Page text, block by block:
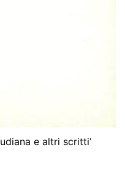
e altri scritti’